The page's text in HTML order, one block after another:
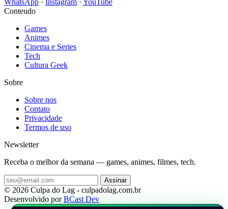
WhatsApp · Instagram · YouTube
Conteudo
Games
Animes
Cinema e Series
Tech
Cultura Geek
Sobre
Sobre nos
Contato
Privacidade
Termos de uso
Newsletter
Receba o melhor da semana — games, animes, filmes, tech.
Assinar
© 2026 Culpa do Lag - culpadolag.com.br
Desenvolvido porBCast Dev